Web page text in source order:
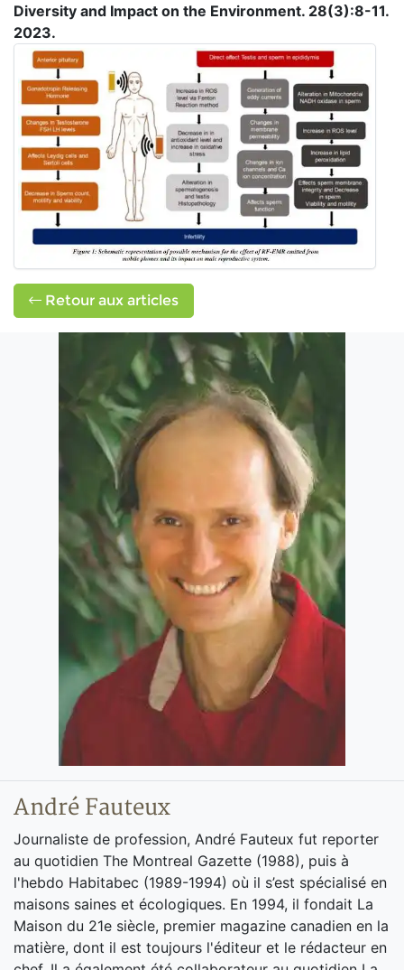
Diversity and Impact on the Environment. 28(3):8-11.
2023.
Retour aux articles
André Fauteux
Journaliste de profession, André Fauteux fut reporter
au quotidien The Montreal Gazette (1988), puis à
l'hebdo Habitabec (1989-1994) où il s’est spécialisé en
maisons saines et écologiques. En 1994, il fondait La
Maison du 21e siècle, premier magazine canadien en la
matière, dont il est toujours l'éditeur et le rédacteur en